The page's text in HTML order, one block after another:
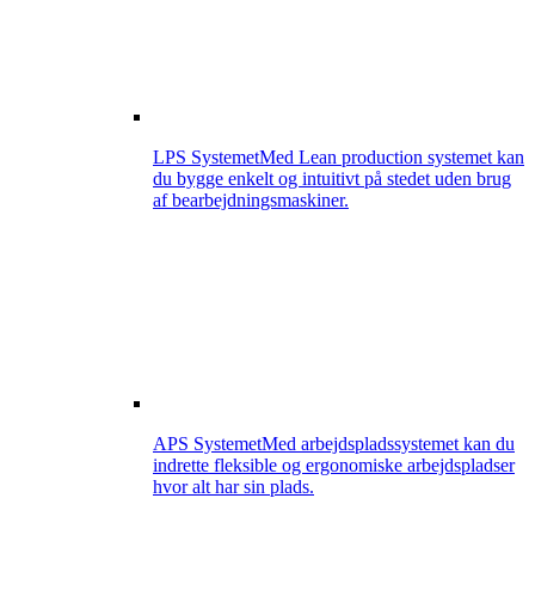
LPS SystemetMed Lean production systemet kan
du bygge enkelt og intuitivt på stedet uden brug
af bearbejdningsmaskiner.
APS SystemetMed arbejdspladssystemet kan du
indrette fleksible og ergonomiske arbejdspladser
hvor alt har sin plads.